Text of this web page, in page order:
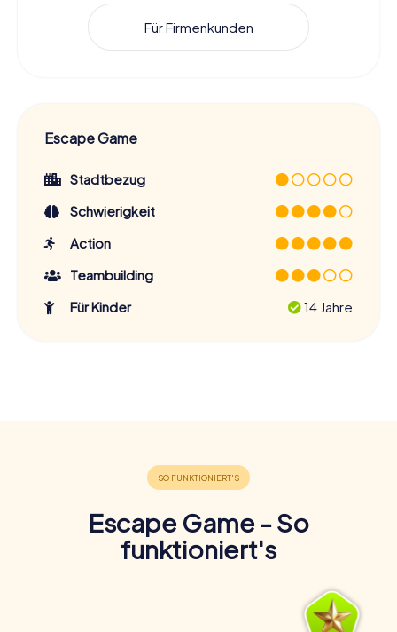
Für Firmenkunden
Escape Game
Stadtbezug
Schwierigkeit
Action
Teambuilding
Für Kinder
14 Jahre
Escape Game - So
funktioniert's